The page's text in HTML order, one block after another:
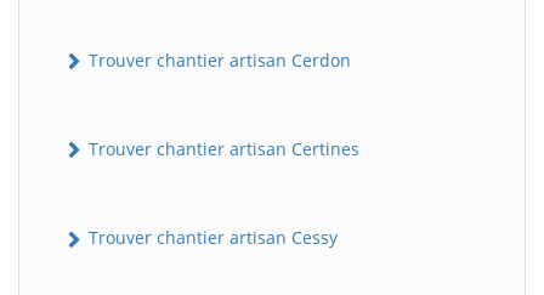
Trouver chantier artisan Cerdon
Trouver chantier artisan Certines
Trouver chantier artisan Cessy